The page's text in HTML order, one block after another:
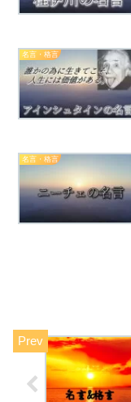
名言・格言
名言・格言